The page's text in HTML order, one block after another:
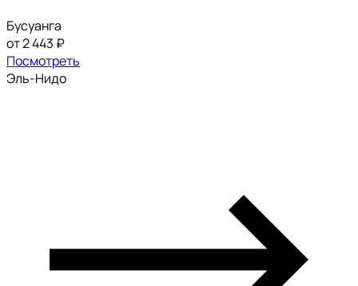
Бусуанга
от 2 443 ₽
Посмотреть
Эль-Нидо